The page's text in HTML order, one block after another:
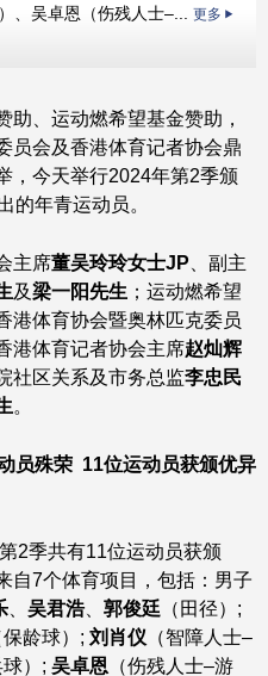
、吴卓恩（伤残人士–... 更多
助、运动燃希望基金赞助，
员会及香港体育记者协会鼎
，今天举行2024年第2季颁
的年青运动员。
主席董吴玲玲女士JP 、副主
及梁一阳先生 ；运动燃希望
港体育协会暨奥林匹克委员
港体育记者协会主席赵灿辉
社区关系及市务总监李忠民
。
员殊荣 11位运动员获颁优异
2季共有11位运动员获颁
自7个体育项目，包括：男子
吴君浩、 郭俊廷 （田径）;
保龄球）; 刘肖仪 （智障人士–
球）; 吴卓恩 （伤残人士–游